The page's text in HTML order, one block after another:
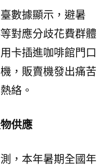
啟〉
數據顯示，避暑
對應分歧花費群體
卡插進咖啡館門口
，販賣機發出痛苦
絡。
供應
，本年暑期全國年